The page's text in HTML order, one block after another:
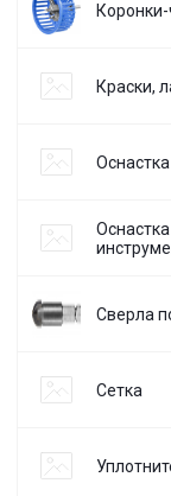
Краски,
Сверла
Сетка